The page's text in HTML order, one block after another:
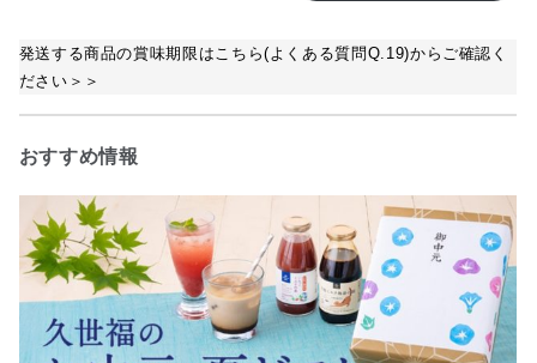
発送する商品の賞味期限はこちら(よくある質問Q.19)からご確認く
ださい＞＞
おすすめ情報